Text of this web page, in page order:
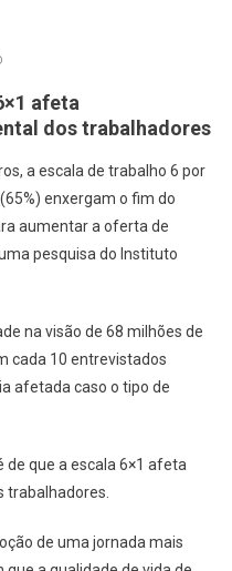
afeta
dos trabalhadores
a escala de trabalho 6 por
enxergam o fim do
aumentar a oferta de
pesquisa do Instituto
na visão de 68 milhões de
cada 10 entrevistados
afetada caso o tipo de
de que a escala 6×1 afeta
de uma jornada mais